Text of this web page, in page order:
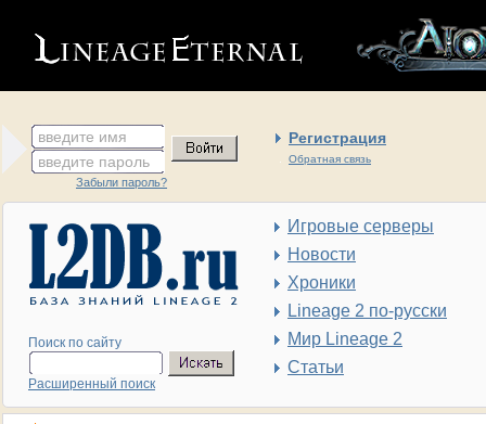
введите имя Регистрация
Обратная связь
введите пароль
Забыли пароль?
Поиск по сайту
Расширенный поиск
Игровые серверы
Новости
Хроники
Lineage 2 по-русски
Мир Lineage 2
Статьи